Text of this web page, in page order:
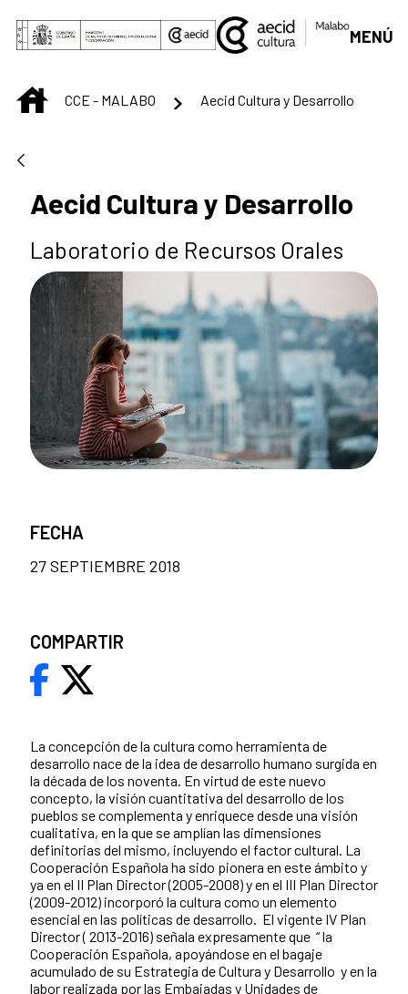
Saltar al contenido principal
MENÚ
INICIOCCE - MALABO Aecid Cultura y Desarrollo
Aecid Cultura y Desarrollo
Laboratorio de Recursos Orales
​La concepción de la cultura como herramienta de
desarrollo nace de la idea de desarrollo humano surgida en
la década de los noventa. En virtud de este nuevo
concepto, la visión cuantitativa del desarrollo de los
pueblos se complementa y enriquece desde una visión
cualitativa, en la que se amplían las dimensiones
definitorias del mismo, incluyendo el factor cultural. La
Cooperación Española ha sido pionera en este ámbito y
ya en el II Plan Director (2005-2008) y en el III Plan Director
(2009-2012) incorporó la cultura como un elemento
esencial en las políticas de desarrollo. El vigente IV Plan
Director ( 2013-2016) señala expresamente que “ la
Cooperación Española, apoyándose en el bagaje
acumulado de su Estrategia de Cultura y Desarrollo y en la
labor realizada por las Embajadas y Unidades de
FECHA
27 SEPTIEMBRE 2018
COMPARTIR